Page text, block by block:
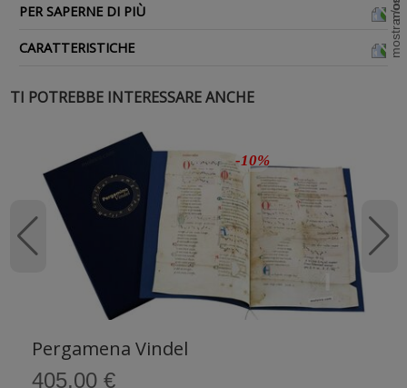
PER SAPERNE DI PIÙ
CARATTERISTICHE
TI POTREBBE INTERESSARE ANCHE
-10%
Pergamena Vindel
405,00 €